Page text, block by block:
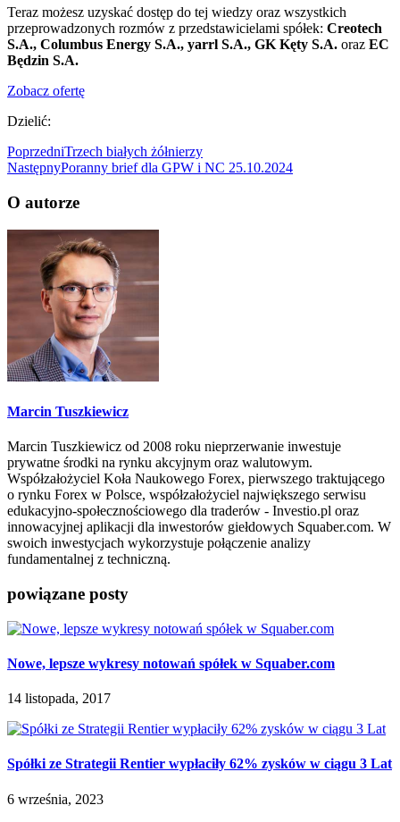
Teraz możesz uzyskać dostęp do tej wiedzy oraz wszystkich
przeprowadzonych rozmów z przedstawicielami spółek: Creotech
S.A., Columbus Energy S.A., yarrl S.A., GK Kęty S.A. oraz EC
Będzin S.A.
Zobacz ofertę
Dzielić:
PoprzedniTrzech białych żółnierzy
NastępnyPoranny brief dla GPW i NC 25.10.2024
O autorze
Marcin Tuszkiewicz
Marcin Tuszkiewicz od 2008 roku nieprzerwanie inwestuje
prywatne środki na rynku akcyjnym oraz walutowym.
Współzałożyciel Koła Naukowego Forex, pierwszego traktującego
o rynku Forex w Polsce, współzałożyciel największego serwisu
edukacyjno-społecznościowego dla traderów - Investio.pl oraz
innowacyjnej aplikacji dla inwestorów giełdowych Squaber.com. W
swoich inwestycjach wykorzystuje połączenie analizy
fundamentalnej z techniczną.
powiązane posty
Nowe, lepsze wykresy notowań spółek w Squaber.com
14 listopada, 2017
Spółki ze Strategii Rentier wypłaciły 62% zysków w ciągu 3 Lat
6 września, 2023